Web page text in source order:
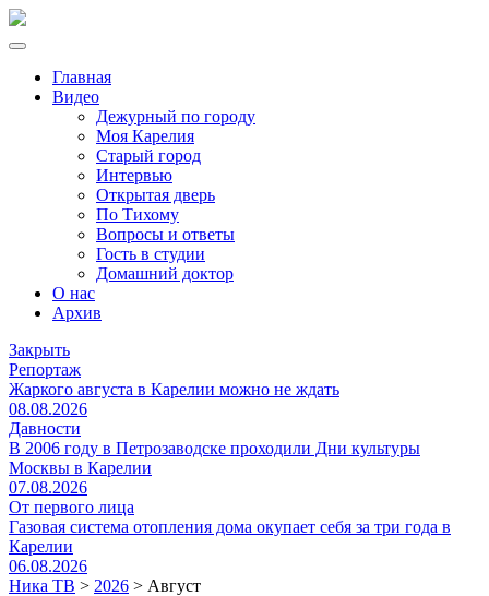
Главная
Видео
Дежурный по городу
Моя Карелия
Старый город
Интервью
Открытая дверь
По Тихому
Вопросы и ответы
Гость в студии
Домашний доктор
О нас
Архив
Закрыть
Репортаж
Жаркого августа в Карелии можно не ждать
08.08.2026
Давности
В 2006 году в Петрозаводске проходили Дни культуры
Москвы в Карелии
07.08.2026
От первого лица
Газовая система отопления дома окупает себя за три года в
Карелии
06.08.2026
Ника ТВ > 2026 > Август